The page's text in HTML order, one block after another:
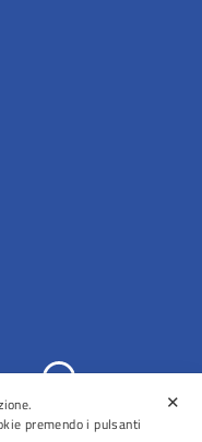
Prenotazioni
✕
premendo i pulsanti